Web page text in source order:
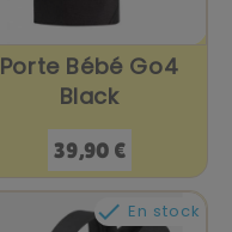
Porte Bébé Go4
Black
Prix
39,90 €
 En stock